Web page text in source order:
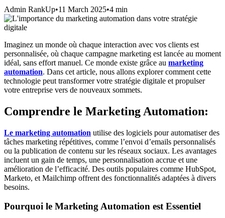
Admin RankUp•11 March 2025•4 min
Imaginez un monde où chaque interaction avec vos clients est
personnalisée, où chaque campagne marketing est lancée au moment
idéal, sans effort manuel. Ce monde existe grâce au marketing
automation. Dans cet article, nous allons explorer comment cette
technologie peut transformer votre stratégie digitale et propulser
votre entreprise vers de nouveaux sommets.
Comprendre le Marketing Automation:
Le marketing automation utilise des logiciels pour automatiser des
tâches marketing répétitives, comme l’envoi d’emails personnalisés
ou la publication de contenu sur les réseaux sociaux. Les avantages
incluent un gain de temps, une personnalisation accrue et une
amélioration de l’efficacité. Des outils populaires comme HubSpot,
Marketo, et Mailchimp offrent des fonctionnalités adaptées à divers
besoins.
Pourquoi le Marketing Automation est Essentiel